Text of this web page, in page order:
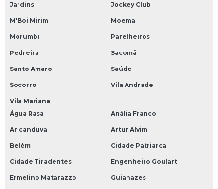
Jardins Jockey Club
M'Boi Mirim Moema
Morumbi Parelheiros
Pedreira Sacomã
Santo Amaro Saúde
Socorro Vila Andrade
Vila Mariana
Água Rasa
Anália Franco
Aricanduva Artur Alvim
Belém Cidade Patriarca
Cidade Tiradentes Engenheiro Goulart
Ermelino Matarazzo Guianazes